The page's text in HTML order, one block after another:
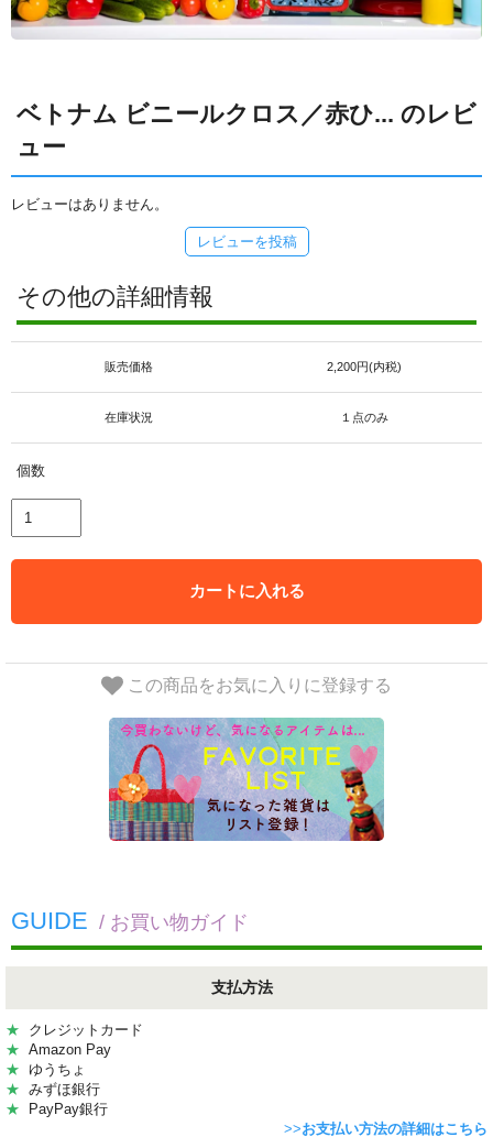
ベトナム ビニールクロス／赤ひ... のレビ
ュー
レビューはありません。
レビューを投稿
その他の詳細情報
販売価格 2,200円(内税)
在庫状況 １点のみ
個数
カートに入れる
この商品をお気に入りに登録する
GUIDE / お買い物ガイド
支払方法
★ クレジットカード
★ Amazon Pay
★ ゆうちょ
★ みずほ銀行
★ PayPay銀行
>>お支払い方法の詳細はこちら